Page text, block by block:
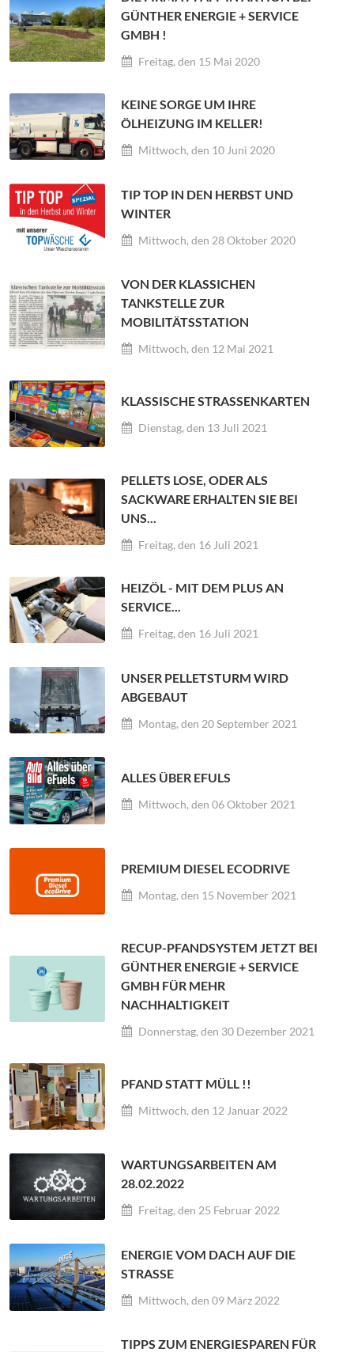
GÜNTHER ENERGIE + SERVICE
GMBH !
Freitag, den 15 Mai 2020
KEINE SORGE UM IHRE
ÖLHEIZUNG IM KELLER!
Mittwoch, den 10 Juni 2020
TIP TOP IN DEN HERBST UND
WINTER
Mittwoch, den 28 Oktober 2020
VON DER KLASSICHEN
TANKSTELLE ZUR
MOBILITÄTSSTATION
Mittwoch, den 12 Mai 2021
KLASSISCHE STRASSENKARTEN
Dienstag, den 13 Juli 2021
PELLETS LOSE, ODER ALS
SACKWARE ERHALTEN SIE BEI
UNS...
Freitag, den 16 Juli 2021
HEIZÖL - MIT DEM PLUS AN
SERVICE...
Freitag, den 16 Juli 2021
UNSER PELLETSTURM WIRD
ABGEBAUT
Montag, den 20 September 2021
ALLES ÜBER EFULS
Mittwoch, den 06 Oktober 2021
PREMIUM DIESEL ECODRIVE
Montag, den 15 November 2021
RECUP-PFANDSYSTEM JETZT BEI
GÜNTHER ENERGIE + SERVICE
GMBH FÜR MEHR
NACHHALTIGKEIT
Donnerstag, den 30 Dezember 2021
PFAND STATT MÜLL !!
Mittwoch, den 12 Januar 2022
WARTUNGSARBEITEN AM
28.02.2022
Freitag, den 25 Februar 2022
ENERGIE VOM DACH AUF DIE
STRASSE
Mittwoch, den 09 März 2022
TIPPS ZUM ENERGIESPAREN FÜR